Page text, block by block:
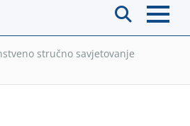
stručno savjetovanje